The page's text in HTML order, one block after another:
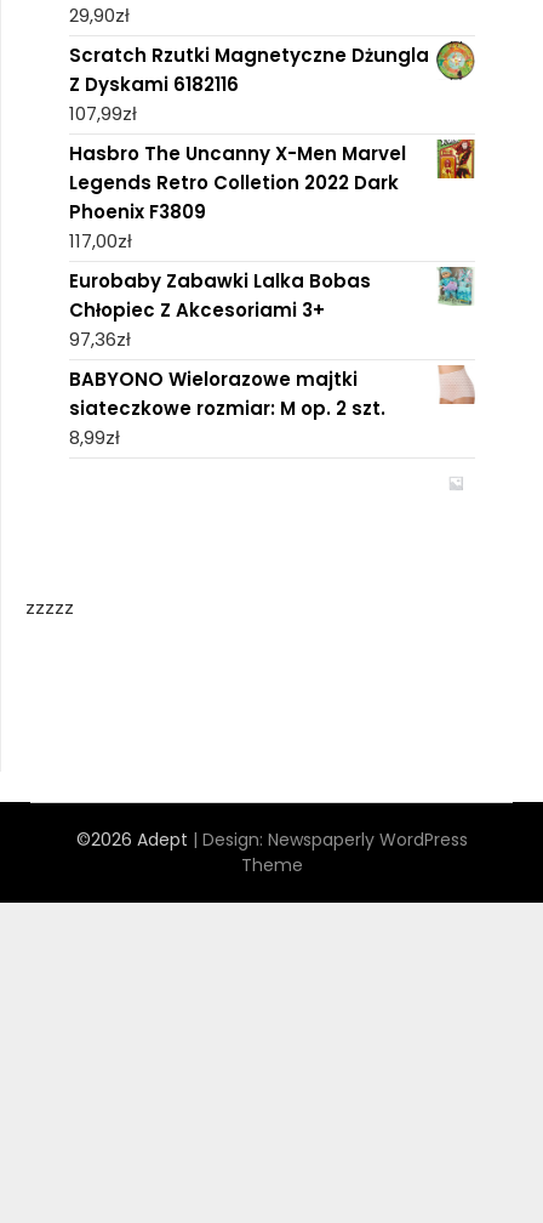
29,90zł
Scratch Rzutki Magnetyczne Dżungla
Z Dyskami 6182116
107,99zł
Hasbro The Uncanny X-Men Marvel
Legends Retro Colletion 2022 Dark
Phoenix ‎F3809
117,00zł
Eurobaby Zabawki Lalka Bobas
Chłopiec Z Akcesoriami 3+
97,36zł
BABYONO Wielorazowe majtki
siateczkowe rozmiar: M op. 2 szt.
8,99zł
zzzzz
©2026 Adept | Design: Newspaperly WordPress
Theme